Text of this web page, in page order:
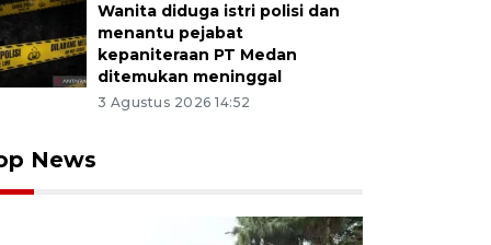
Wanita diduga istri polisi dan
menantu pejabat
kepaniteraan PT Medan
ditemukan meninggal
3 Agustus 2026 14:52
News